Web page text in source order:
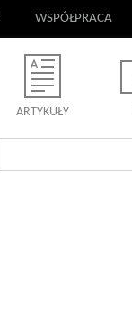
WSPÓŁPRACA
ARTYKUŁY